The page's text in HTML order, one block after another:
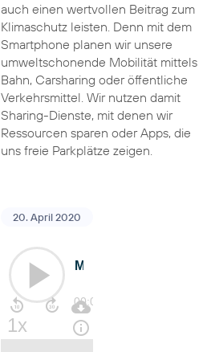
auch einen wertvollen Beitrag zum
Klimaschutz leisten. Denn mit dem
Smartphone planen wir unsere
umweltschonende Mobilität mittels
Bahn, Carsharing oder öffentliche
Verkehrsmittel. Wir nutzen damit
Sharing-Dienste, mit denen wir
Ressourcen sparen oder Apps, die
uns freie Parkplätze zeigen.
20. April 2020